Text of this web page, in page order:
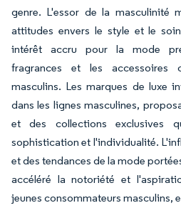
genre. L'essor de la masculinité
attitudes envers le style et le
intérêt accru pour la mode
fragrances et les accessoires
masculins. Les marques de luxe
dans les lignes masculines,
et des collections exclusives
sophistication et l'individualité.
et des tendances de la mode
accéléré la notoriété et
jeunes consommateurs masculins,